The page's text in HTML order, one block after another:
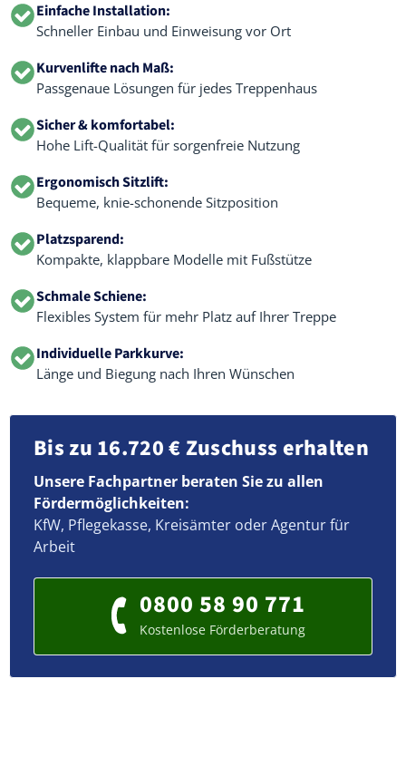
Einfache Installation:
Schneller Einbau und Einweisung vor Ort
Kurvenlifte nach Maß:
Passgenaue Lösungen für jedes Treppenhaus
Sicher & komfortabel:
Hohe Lift-Qualität für sorgenfreie Nutzung
Ergonomisch Sitzlift:
Bequeme, knie-schonende Sitzposition
Platzsparend:
Kompakte, klappbare Modelle mit Fußstütze
Schmale Schiene:
Flexibles System für mehr Platz auf Ihrer Treppe
Individuelle Parkkurve:
Länge und Biegung nach Ihren Wünschen
Bis zu 16.720 € Zuschuss erhalten
Unsere Fachpartner beraten Sie zu allen
Fördermöglichkeiten:
KfW, Pflegekasse, Kreisämter oder Agentur für
Arbeit
0800 58 90 771
Kostenlose Förderberatung